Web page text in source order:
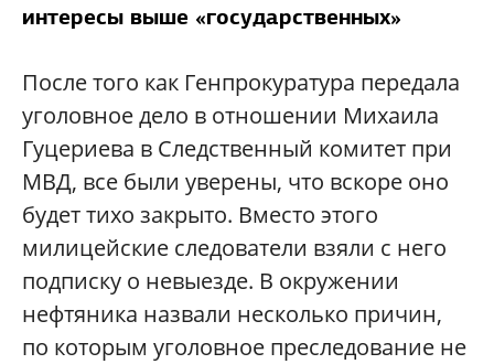
интересы выше «государственных»
После того как Генпрокуратура передала
уголовное дело в отношении Михаила
Гуцериева в Следственный комитет при
МВД, все были уверены, что вскоре оно
будет тихо закрыто. Вместо этого
милицейские следователи взяли с него
подписку о невыезде. В окружении
нефтяника назвали несколько причин,
по которым уголовное преследование не